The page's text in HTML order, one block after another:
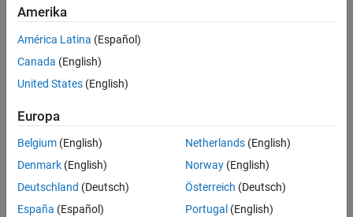
Feedback
RELATED VIDEOS
View more related videos
Amerika
América Latina (Español)
Canada (English)
United States (English)
Europa
Belgium (English)
Denmark (English)
Deutschland (Deutsch)
España (Español)
Netherlands(English)
Norway(English)
Österreich (Deutsch)
Portugal (English)